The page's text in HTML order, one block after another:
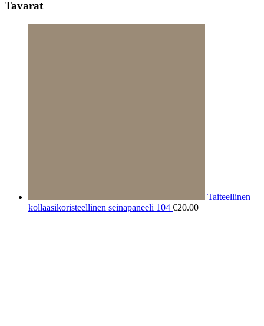
Tavarat
Taiteellinen
kollaasikoristeellinen seinapaneeli 104 €20.00